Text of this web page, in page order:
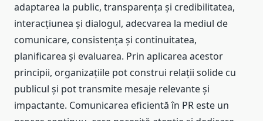
adaptarea la public, transparența și credibilitatea,
interacțiunea și dialogul, adecvarea la mediul de
comunicare, consistența și continuitatea,
planificarea și evaluarea. Prin aplicarea acestor
principii, organizațiile pot construi relații solide cu
publicul și pot transmite mesaje relevante și
impactante. Comunicarea eficientă în PR este un